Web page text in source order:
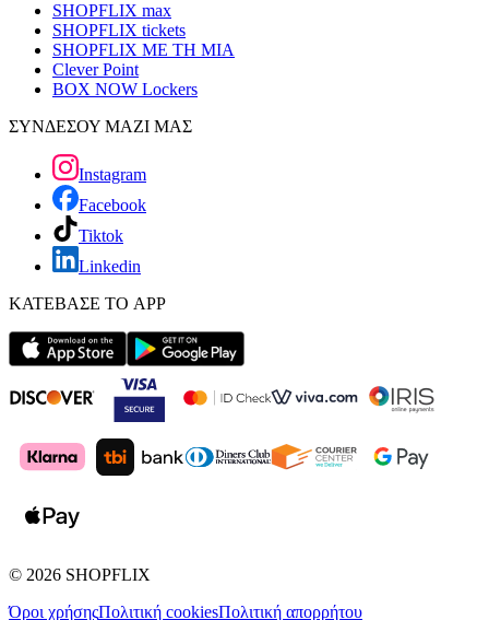
SHOPFLIX max
SHOPFLIX tickets
SHOPFLIX ΜΕ ΤΗ ΜΙΑ
Clever Point
BOX NOW Lockers
ΣΥΝΔΕΣΟΥ ΜΑΖΙ ΜΑΣ
Instagram
Facebook
Tiktok
Linkedin
ΚΑΤΕΒΑΣΕ ΤΟ APP
© 2026 SHOPFLIX
Όροι χρήσηςΠολιτική cookiesΠολιτική απορρήτου